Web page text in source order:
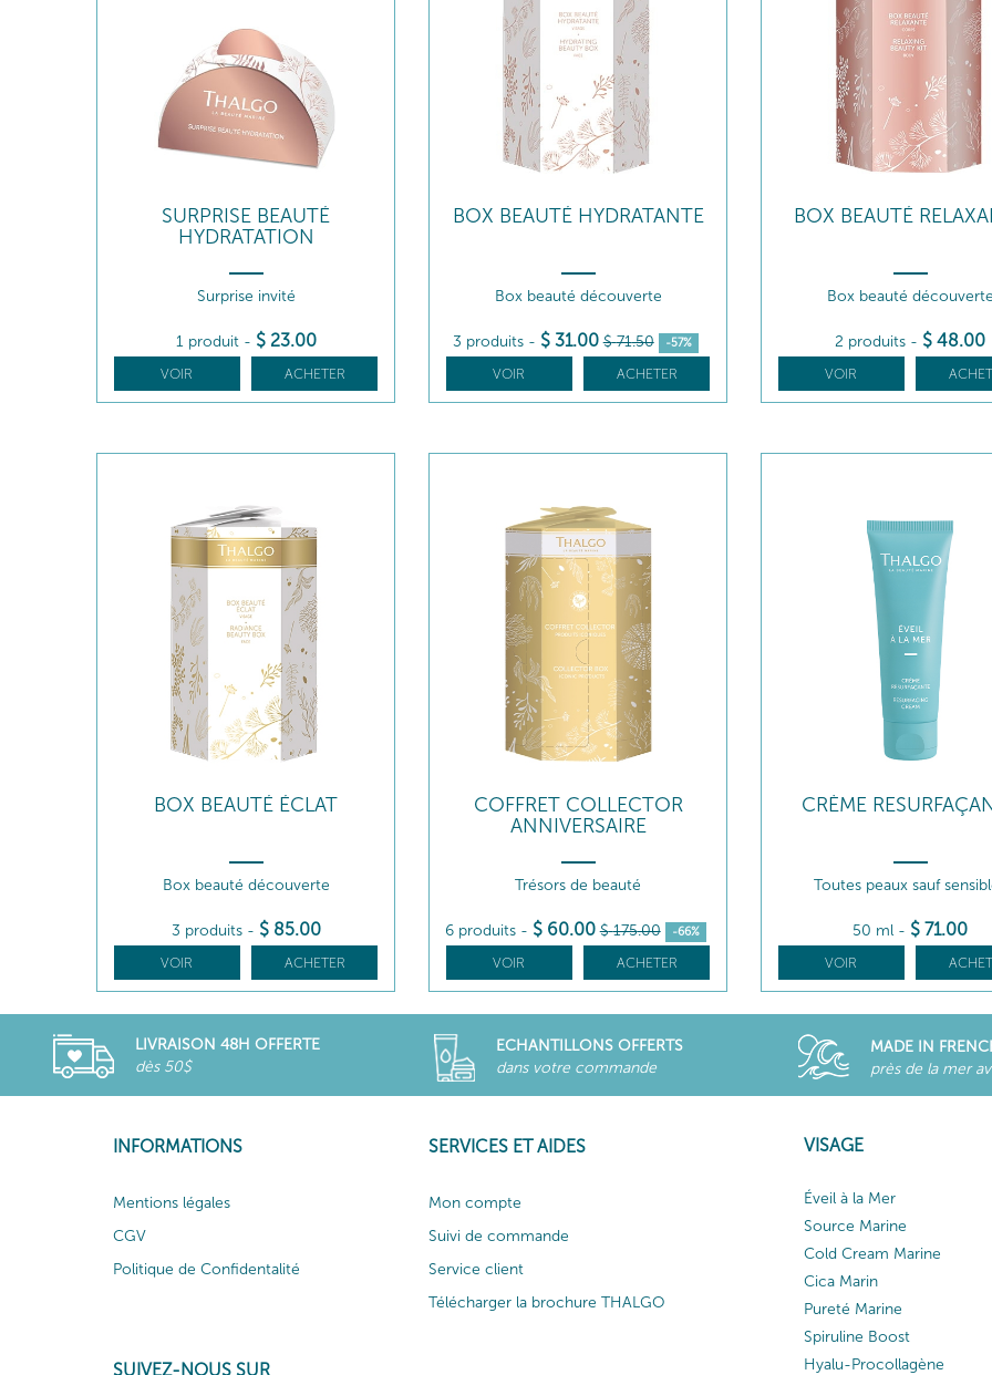
SURPRISE BEAUTÉ
HYDRATATION
Surprise invité
1 produit - $ 23.00
VOIR ACHETER
BOX BEAUTÉ HYDRATANTE
Box beauté découverte
3 produits - $ 31.00 $ 71.50 -57%
VOIR ACHETER
BOX BEAUTÉ
Box beauté
2 produits - $ 48.00
VOIR
BOX BEAUTÉ ÉCLAT
Box beauté découverte
3 produits - $ 85.00
VOIR ACHETER
COFFRET COLLECTOR
ANNIVERSAIRE
Trésors de beauté
6 produits - $ 60.00 $ 175.00 -66%
VOIR ACHETER
CRÈME
Toutes peaux sauf
50 ml - $ 71.00
VOIR
LIVRAISON 48H OFFERTE
dès 50$
ECHANTILLONS OFFERTS
dans votre commande
MADE IN
près de la mer
INFORMATIONS
Mentions légales
CGV
Politique de Confidentalité
SUIVEZ-NOUS SUR
SERVICES ET AIDES
Mon compte
Suivi de commande
Service client
Télécharger la brochure THALGO
VISAGE
Éveil à la Mer
Source Marine
Cold Cream Marine
Cica Marin
Pureté Marine
Spiruline Boost
Hyalu-Procollagène